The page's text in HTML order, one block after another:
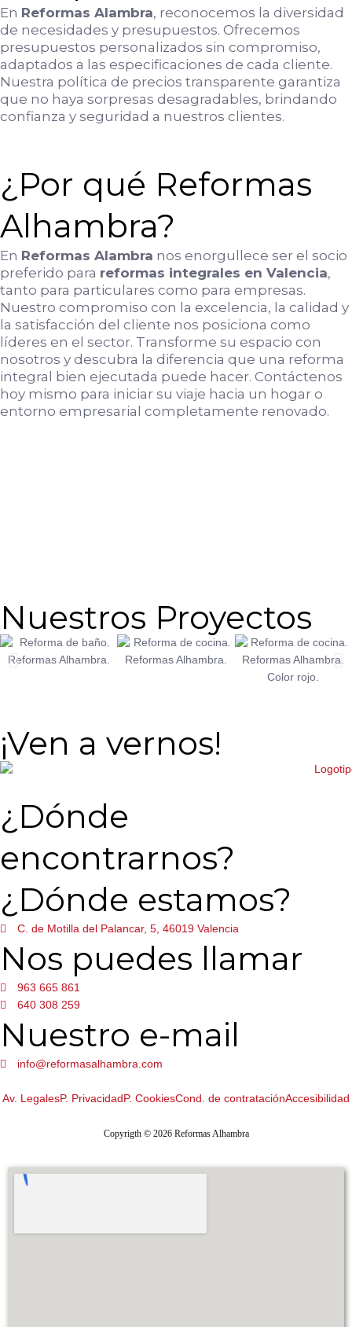
En Reformas Alambra, reconocemos la diversidad
de necesidades y presupuestos. Ofrecemos
presupuestos personalizados sin compromiso,
adaptados a las especificaciones de cada cliente.
Nuestra política de precios transparente garantiza
que no haya sorpresas desagradables, brindando
confianza y seguridad a nuestros clientes.
¿Por qué Reformas
Alhambra?
En Reformas Alambra nos enorgullece ser el socio
preferido para reformas integrales en Valencia,
tanto para particulares como para empresas.
Nuestro compromiso con la excelencia, la calidad y
la satisfacción del cliente nos posiciona como
líderes en el sector. Transforme su espacio con
nosotros y descubra la diferencia que una reforma
integral bien ejecutada puede hacer. Contáctenos
hoy mismo para iniciar su viaje hacia un hogar o
entorno empresarial completamente renovado.
Nuestros Proyectos
¡Ven a vernos!
¿Dónde
encontrarnos?
¿Dónde estamos?
C. de Motilla del Palancar, 5, 46019 Valencia
Nos puedes llamar
963 665 861
640 308 259
Nuestro e-mail
info@reformasalhambra.com
Av. LegalesP. PrivacidadP. CookiesCond. de contrataciónAccesibilidad
Copyrigth© 2026 Reformas Alhambra